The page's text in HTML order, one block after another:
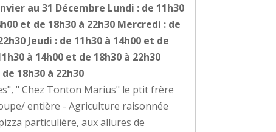
au 31 Décembre Lundi : de 11h30
et de 18h30 à 22h30 Mercredi : de
Jeudi : de 11h30 à 14h00 et de
à 14h00 et de 18h30 à 22h30
18h30 à 22h30
" Chez Tonton Marius" le ptit frère
entière - Agriculture raisonnée
particulière, aux allures de